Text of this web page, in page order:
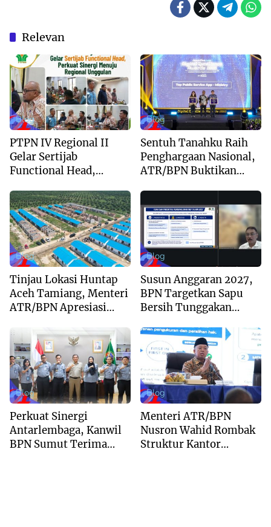
Relevan
Blog
PTPN IV Regional II
Gelar Sertijab
Functional Head,
Regional Unggulan
Blog
Sentuh Tanahku Raih
Penghargaan Nasional,
ATR/BPN Buktikan
Blog
Tinjau Lokasi Huntap
Aceh Tamiang, Menteri
ATR/BPN Apresiasi
Buddha Tzu Chi dan
Aguan
Blog
Susun Anggaran 2027,
BPN Targetkan Sapu
Bersih Tunggakan
Kepastian Waktu
Layanan
Blog
Perkuat Sinergi
Antarlembaga, Kanwil
BPN Sumut Terima
Blog
Menteri ATR/BPN
Nusron Wahid Rombak
Struktur Kantor